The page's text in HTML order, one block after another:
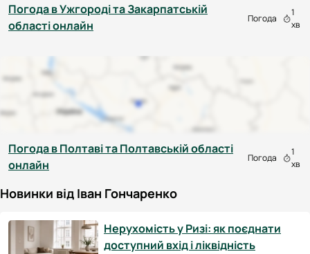
Погода в Ужгороді та Закарпатській
області онлайн
Погода
1
хв
Погода в Полтаві та Полтавській області
онлайн
Погода
1
хв
Новинки від Іван Гончаренко
Нерухомість у Ризі: як поєднати
доступний вхід і ліквідність